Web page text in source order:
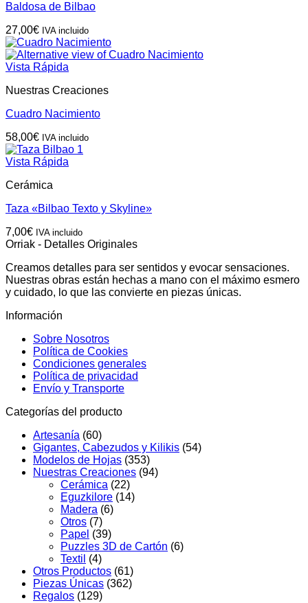
Baldosa de Bilbao
27,00€ IVA incluido
Vista Rápida
Nuestras Creaciones
Cuadro Nacimiento
58,00€ IVA incluido
Vista Rápida
Cerámica
Taza «Bilbao Texto y Skyline»
7,00€ IVA incluido
Orriak - Detalles Originales
Creamos detalles para ser sentidos y evocar sensaciones.
Nuestras obras están hechas a mano con el máximo esmero
y cuidado, lo que las convierte en piezas únicas.
Información
Sobre Nosotros
Política de Cookies
Condiciones generales
Política de privacidad
Envío y Transporte
Categorías del producto
Artesanía (60)
Gigantes, Cabezudos y Kilikis (54)
Modelos de Hojas (353)
Nuestras Creaciones (94)
Cerámica (22)
Eguzkilore (14)
Madera (6)
Otros (7)
Papel (39)
Puzzles 3D de Cartón (6)
Textil (4)
Otros Productos (61)
Piezas Únicas (362)
Regalos (129)